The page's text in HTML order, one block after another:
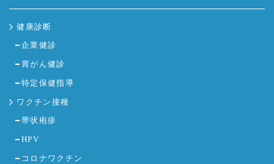
健康診断
企業健診
胃がん健診
特定保健指導
ワクチン接種
帯状疱疹
HPV
コロナワクチン